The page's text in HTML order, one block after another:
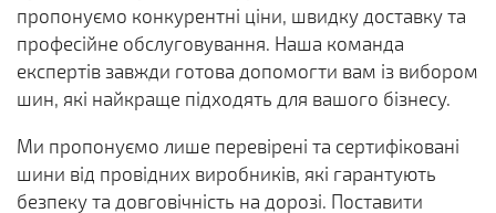
пропонуємо конкурентні ціни, швидку доставку та
професійне обслуговування. Наша команда
експертів завжди готова допомогти вам із вибором
шин, які найкраще підходять для вашого бізнесу.
Ми пропонуємо лише перевірені та сертифіковані
шини від провідних виробників, які гарантують
безпеку та довговічність на дорозі. Поставити